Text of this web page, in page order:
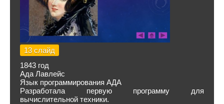
13 слайд
1843 год
Ада Лавлейс
Язык программирования АДА
Разработала первую программу для
вычислительной техники.